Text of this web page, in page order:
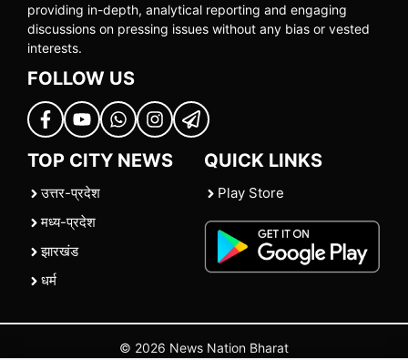
providing in-depth, analytical reporting and engaging
discussions on pressing issues without any bias or vested
interests.
FOLLOW US
TOP CITY NEWS
उत्तर-प्रदेश
मध्य-प्रदेश
झारखंड
धर्म
QUICK LINKS
Play Store
© 2026 News Nation Bharat